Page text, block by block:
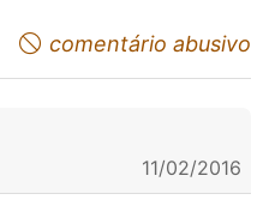
comentário abusivo
11/02/2016